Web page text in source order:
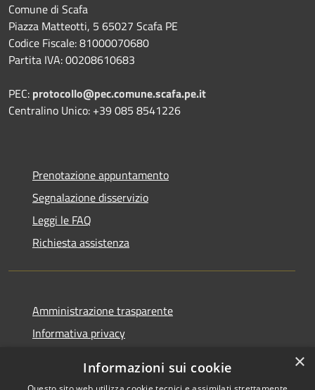
Comune di Scafa
Piazza Matteotti, 5 65027 Scafa PE
Codice Fiscale: 81000070680
Partita IVA: 00208610683
PEC: protocollo@pec.comune.scafa.pe.it
Centralino Unico: +39 085 8541226
Prenotazione appuntamento
Segnalazione disservizio
Leggi le FAQ
Richiesta assistenza
Amministrazione trasparente
Informativa privacy
Dichiarazione di accessibilità
×
Informazioni sui cookie